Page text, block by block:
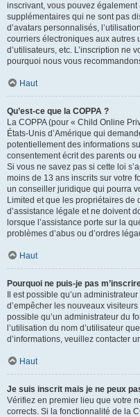
inscrivant, vous pouvez
supplémentaires qui ne sont pas
d’avatars personnalisés,
courriers électroniques aux autres
d’utilisateurs, etc. L’inscription ne
pourquoi nous vous
Haut
Qu’est-ce que la COPPA ?
La COPPA (pour « Child Online
États-Unis d’Amérique qui
potentiellement des informations
consentement écrit des parents
Si vous ne savez pas si cette loi
moins de 13 ans inscrits sur votre
un conseiller juridique qui pourra
Limited et que les propriétaires de
d’assistance légale et ne doivent
lorsque l’assistance porte sur la
problèmes d’abus ou d’ordres
Haut
Pourquoi ne puis-je pas
Il est possible qu’un
d’empêcher les nouveaux
possible qu’un administrateur du
l’utilisation du nom d’utilisateur
d’informations, veuillez contacter
Haut
Je suis inscrit mais je ne peux
Vérifiez en premier lieu que votre
corrects. Si la fonctionnalité de la